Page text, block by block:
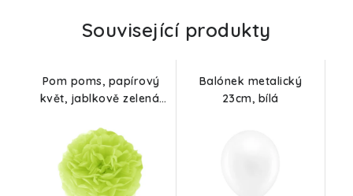
Související produkty
Pom poms, papírový
květ, jablkově zelená,
Balónek metalický
23cm, bílá